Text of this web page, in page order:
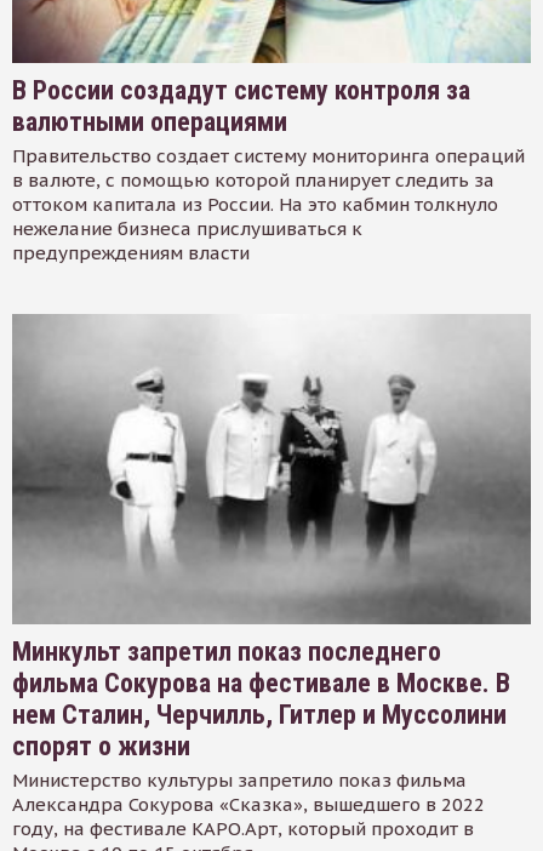
В России создадут систему контроля за
валютными операциями
Правительство создает систему мониторинга операций
в валюте, с помощью которой планирует следить за
оттоком капитала из России. На это кабмин толкнуло
нежелание бизнеса прислушиваться к
предупреждениям власти
Минкульт запретил показ последнего
фильма Сокурова на фестивале в Москве. В
нем Сталин, Черчилль, Гитлер и Муссолини
спорят о жизни
Министерство культуры запретило показ фильма
Александра Сокурова «Сказка», вышедшего в 2022
году, на фестивале КАРО.Арт, который проходит в